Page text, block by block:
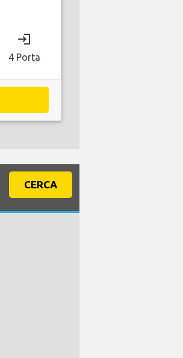
login
4 Porta
CERCA